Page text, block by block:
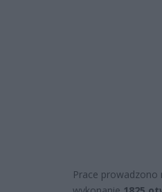
Prace prowadzono